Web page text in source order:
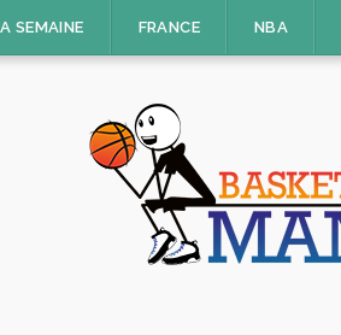
SEMAINE FRANCE NBA